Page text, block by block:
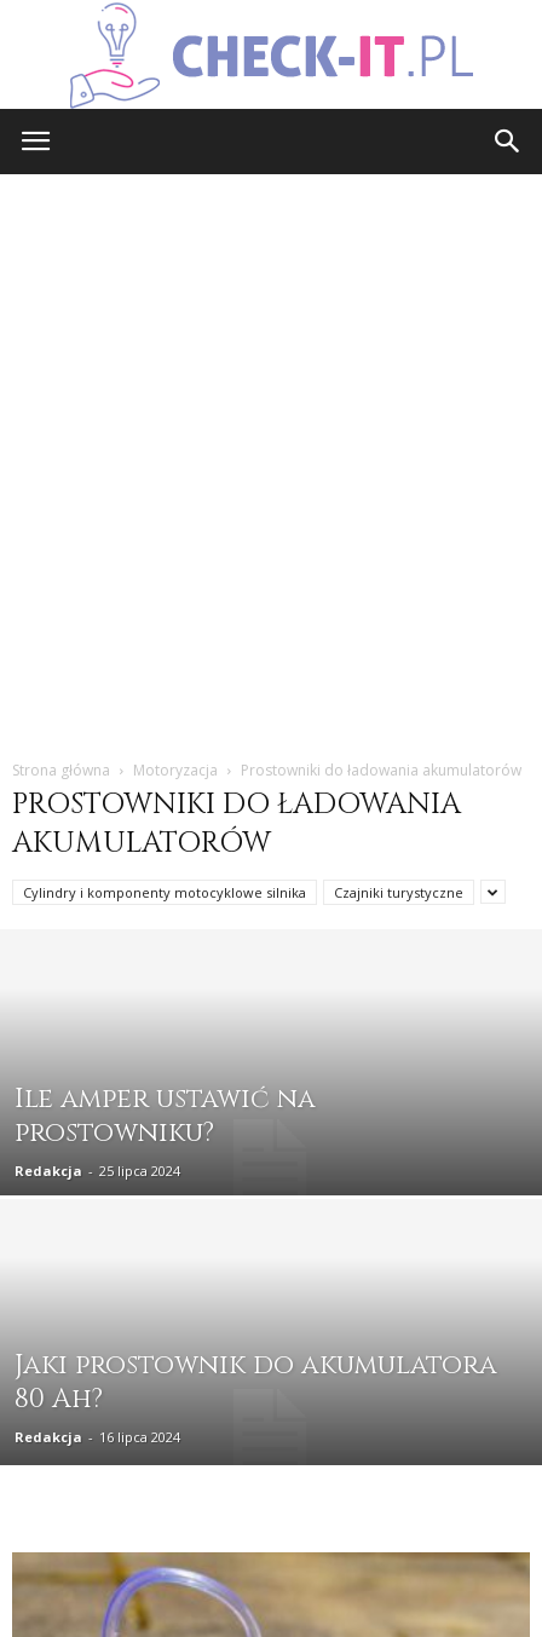
Strona główna Motoryzacja Prostowniki do ładowania akumulatorów
PROSTOWNIKI DO ŁADOWANIA
AKUMULATORÓW
Cylindry i komponenty motocyklowe silnika Czajniki turystyczne
Ile amper ustawić na
prostowniku?
Redakcja - 25 lipca 2024
Jaki prostownik do akumulatora
80 Ah?
Redakcja - 16 lipca 2024